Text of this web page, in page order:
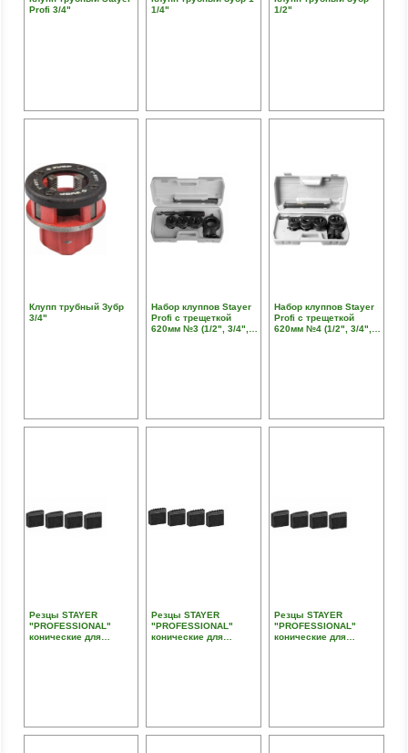
Profi 3/4"
1/4"
1/2"
Клупп трубный Зубр
3/4"
Набор клуппов Stayer
Profi с трещеткой
620мм №3 (1/2", 3/4",
Набор клуппов Stayer
Profi с трещеткой
620мм №4 (1/2", 3/4",
Резцы STAYER
"PROFESSIONAL"
конические для
Резцы STAYER
"PROFESSIONAL"
конические для
Резцы STAYER
"PROFESSIONAL"
конические для